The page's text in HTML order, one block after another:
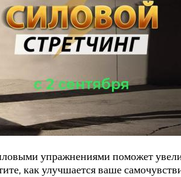
упражнениями поможет
как улучшается ваше